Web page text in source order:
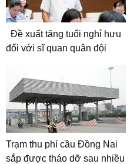
Đề xuất tăng tuổi nghỉ hưu
đối với sĩ quan quân đội
Trạm thu phí cầu Đồng Nai
sắp được tháo dỡ sau nhiều